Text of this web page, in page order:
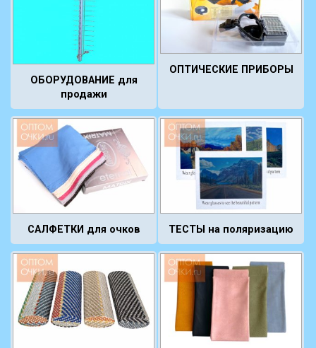
ОБОРУДОВАНИЕ для
продажи
ОПТИЧЕСКИЕ ПРИБОРЫ
САЛФЕТКИ для очков ТЕСТЫ на поляризацию